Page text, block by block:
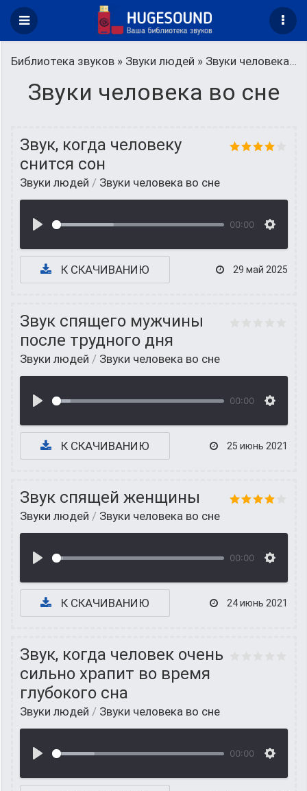
Библиотека звуков » Звуки людей » Звуки человека во сне
Звуки человека во сне
Звук, когда человеку
снится сон
Звуки людей / Звуки человека во сне
00:00
К СКАЧИВАНИЮ 29 май 2025
Звук спящего мужчины
после трудного дня
Звуки людей / Звуки человека во сне
00:00
К СКАЧИВАНИЮ 25 июнь 2021
Звук спящей женщины
Звуки людей / Звуки человека во сне
00:00
К СКАЧИВАНИЮ 24 июнь 2021
Звук, когда человек очень
сильно храпит во время
глубокого сна
Звуки людей / Звуки человека во сне
00:00